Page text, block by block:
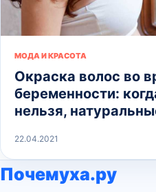
МОДА И КРАСОТА
Окраска волос во
беременности:
нельзя,
22.04.2021
Почемуха.ру